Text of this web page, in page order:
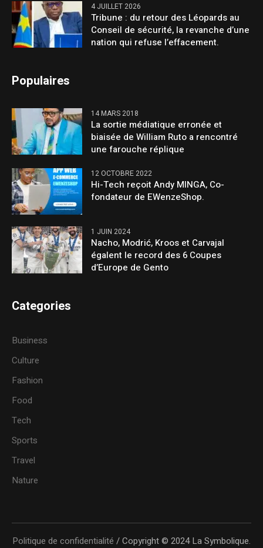
4 JUILLET 2026
Tribune : du retour des Léopards au
Conseil de sécurité, la revanche d’une
nation qui refuse l’effacement.
Populaires
14 MARS 2018
La sortie médiatique erronée et
biaisée de William Ruto a rencontré
une farouche réplique
12 OCTOBRE 2022
Hi-Tech reçoit Andy MINGA, Co-
fondateur de EWenzeShop.
1 JUIN 2024
Nacho, Modrić, Kroos et Carvajal
égalent le record des 6 Coupes
d’Europe de Gento
Categories
Business
Culture
Fashion
Food
Tech
Sports
Travel
Nature
Politique de confidentialité / Copyright © 2024 La Symbolique.